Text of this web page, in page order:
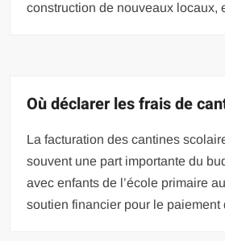
construction de nouveaux locaux,
Où déclarer les frais de
La facturation des cantines
souvent une part importante du
avec enfants de l’école primaire
soutien financier pour le paiement